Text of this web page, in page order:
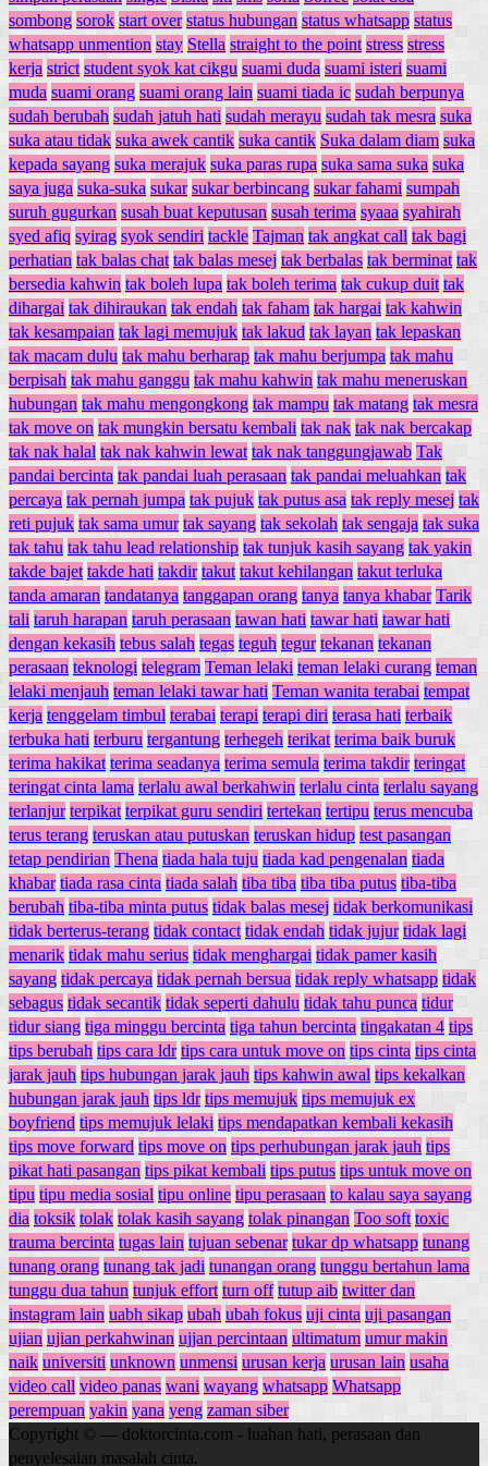
sombong sorok start over status hubungan status whatsapp status
whatsapp unmention stay Stella straight to the point stress stress
kerja strict student syok kat cikgu suami duda suami isteri suami
muda suami orang suami orang lain suami tiada ic sudah berpunya
sudah berubah sudah jatuh hati sudah merayu sudah tak mesra suka
suka atau tidak suka awek cantik suka cantik Suka dalam diam suka
kepada sayang suka merajuk suka paras rupa suka sama suka suka
saya juga suka-suka sukar sukar berbincang sukar fahami sumpah
suruh gugurkan susah buat keputusan susah terima syaaa syahirah
syed afiq syirag syok sendiri tackle Tajman tak angkat call tak bagi
perhatian tak balas chat tak balas mesej tak berbalas tak berminat tak
bersedia kahwin tak boleh lupa tak boleh terima tak cukup duit tak
dihargai tak dihiraukan tak endah tak faham tak hargai tak kahwin
tak kesampaian tak lagi memujuk tak lakud tak layan tak lepaskan
tak macam dulu tak mahu berharap tak mahu berjumpa tak mahu
berpisah tak mahu ganggu tak mahu kahwin tak mahu meneruskan
hubungan tak mahu mengongkong tak mampu tak matang tak mesra
tak move on tak mungkin bersatu kembali tak nak tak nak bercakap
tak nak halal tak nak kahwin lewat tak nak tanggungjawab Tak
pandai bercinta tak pandai luah perasaan tak pandai meluahkan tak
percaya tak pernah jumpa tak pujuk tak putus asa tak reply mesej tak
reti pujuk tak sama umur tak sayang tak sekolah tak sengaja tak suka
tak tahu tak tahu lead relationship tak tunjuk kasih sayang tak yakin
takde bajet takde hati takdir takut takut kehilangan takut terluka
tanda amaran tandatanya tanggapan orang tanya tanya khabar Tarik
tali taruh harapan taruh perasaan tawan hati tawar hati tawar hati
dengan kekasih tebus salah tegas teguh tegur tekanan tekanan
perasaan teknologi telegram Teman lelaki teman lelaki curang teman
lelaki menjauh teman lelaki tawar hati Teman wanita terabai tempat
kerja tenggelam timbul terabai terapi terapi diri terasa hati terbaik
terbuka hati terburu tergantung terhegeh terikat terima baik buruk
terima hakikat terima seadanya terima semula terima takdir teringat
teringat cinta lama terlalu awal berkahwin terlalu cinta terlalu sayang
terlanjur terpikat terpikat guru sendiri tertekan tertipu terus mencuba
terus terang teruskan atau putuskan teruskan hidup test pasangan
tetap pendirian Thena tiada hala tuju tiada kad pengenalan tiada
khabar tiada rasa cinta tiada salah tiba tiba tiba tiba putus tiba-tiba
berubah tiba-tiba minta putus tidak balas mesej tidak berkomunikasi
tidak berterus-terang tidak contact tidak endah tidak jujur tidak lagi
menarik tidak mahu serius tidak menghargai tidak pamer kasih
sayang tidak percaya tidak pernah bersua tidak reply whatsapp tidak
sebagus tidak secantik tidak seperti dahulu tidak tahu punca tidur
tidur siang tiga minggu bercinta tiga tahun bercinta tingakatan 4 tips
tips berubah tips cara ldr tips cara untuk move on tips cinta tips cinta
jarak jauh tips hubungan jarak jauh tips kahwin awal tips kekalkan
hubungan jarak jauh tips ldr tips memujuk tips memujuk ex
boyfriend tips memujuk lelaki tips mendapatkan kembali kekasih
tips move forward tips move on tips perhubungan jarak jauh tips
pikat hati pasangan tips pikat kembali tips putus tips untuk move on
tipu tipu media sosial tipu online tipu perasaan to kalau saya sayang
dia toksik tolak tolak kasih sayang tolak pinangan Too soft toxic
trauma bercinta tugas lain tujuan sebenar tukar dp whatsapp tunang
tunang orang tunang tak jadi tunangan orang tunggu bertahun lama
tunggu dua tahun tunjuk effort turn off tutup aib twitter dan
instagram lain uabh sikap ubah ubah fokus uji cinta uji pasangan
ujian ujian perkahwinan ujjan percintaan ultimatum umur makin
naik universiti unknown unmensi urusan kerja urusan lain usaha
video call video panas wani wayang whatsapp Whatsapp
perempuan yakin yana yeng zaman siber
Copyright © — doktorcinta.com - luahan hati, perasaan dan
penyelesaian masalah cinta.